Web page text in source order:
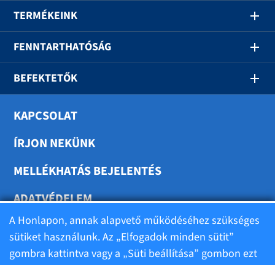
TERMÉKEINK
FENNTARTHATÓSÁG
BEFEKTETŐK
KAPCSOLAT
ÍRJON NEKÜNK
MELLÉKHATÁS BEJELENTÉS
ADATVÉDELEM
SÜTIK BEÁLLÍTÁSA
A Honlapon, annak alapvető működéséhez szükséges
sütiket használunk. Az „Elfogadok minden sütit”
gombra kattintva vagy a „Süti beállítása” gombon ezt